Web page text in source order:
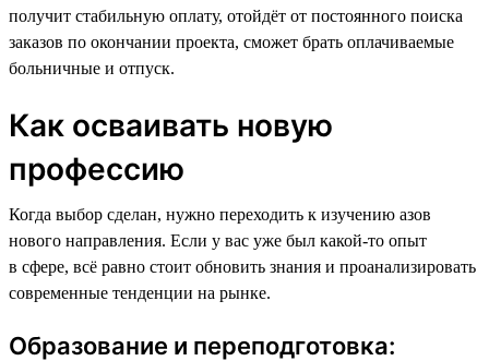
получит стабильную оплату, отойдёт от постоянного поиска
заказов по окончании проекта, сможет брать оплачиваемые
больничные и отпуск.
Как осваивать новую
профессию
Когда выбор сделан, нужно переходить к изучению азов
нового направления. Если у вас уже был какой-то опыт
в сфере, всё равно стоит обновить знания и проанализировать
современные тенденции на рынке.
Образование и переподготовка: